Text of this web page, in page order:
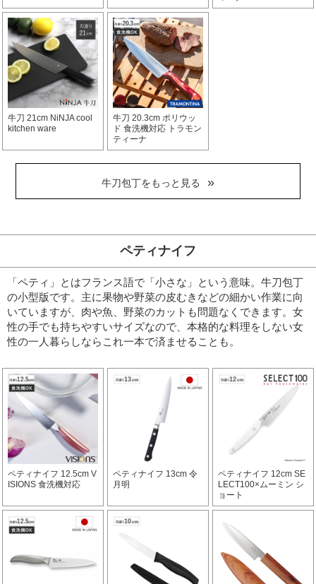
牛刀 21cm NiNJA cool
kitchen ware
牛刀 20.3cm ポリウッ
ド 食洗機対応 トラモン
ティーナ
牛刀包丁をもっと見る
ペティナイフ
「ペティ」とはフランス語で「小さな」という意味。牛刀包丁
の小型版です。 主に果物や野菜の皮むきなどの細かい作業に向
いていますが、肉や魚、野菜のカットも問題なくできます。 女
性の手でも持ちやすいサイズなので、本格的な料理をしない女
性の一人暮らしならこれ一本で済ませることも。
ペティナイフ 12.5cm V
ISIONS 食洗機対応
ペティナイフ 13cm 令
月明
ペティナイフ 12cm SE
LECT100×ムーミン シ
ョート